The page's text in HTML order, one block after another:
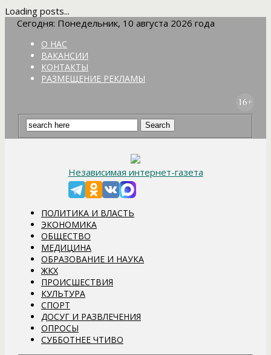
Loading posts...
Сегодня: Понедельник, 10 августа 2026 года
О НАС
ВАКАНСИИ
КОНТАКТЫ
РАЗМЕЩЕНИЕ РЕКЛАМЫ
Независимая интернет-газета
ПОЛИТИКА И ВЛАСТЬ
ЭКОНОМИКА
ОБЩЕСТВО
МЕДИЦИНА
ОБРАЗОВАНИЕ И НАУКА
ЖКХ
ПРОИСШЕСТВИЯ
КУЛЬТУРА
СПОРТ
ДОСУГ И РАЗВЛЕЧЕНИЯ
ОПРОСЫ
СУББОТНЕЕ ЧТИВО